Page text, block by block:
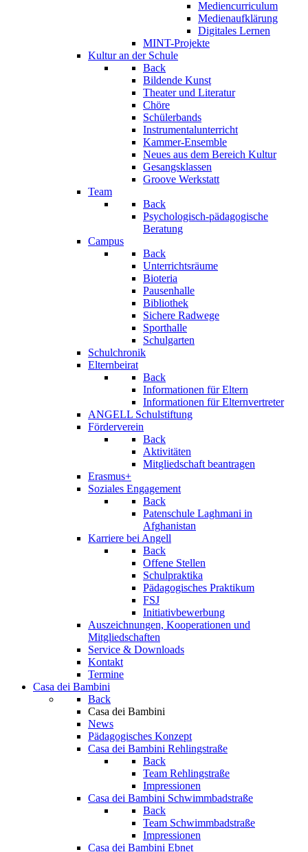
Mediencurriculum
Medienaufklärung
Digitales Lernen
MINT-Projekte
Kultur an der Schule
Back
Bildende Kunst
Theater und Literatur
Chöre
Schülerbands
Instrumentalunterricht
Kammer-Ensemble
Neues aus dem Bereich Kultur
Gesangsklassen
Groove Werkstatt
Team
Back
Psychologisch-pädagogische
Beratung
Campus
Back
Unterrichtsräume
Bioteria
Pausenhalle
Bibliothek
Sichere Radwege
Sporthalle
Schulgarten
Schulchronik
Elternbeirat
Back
Informationen für Eltern
Informationen für Elternvertreter
ANGELL Schulstiftung
Förderverein
Back
Aktivitäten
Mitgliedschaft beantragen
Erasmus+
Soziales Engagement
Back
Patenschule Laghmani in
Afghanistan
Karriere bei Angell
Back
Offene Stellen
Schulpraktika
Pädagogisches Praktikum
FSJ
Initiativbewerbung
Auszeichnungen, Kooperationen und
Mitgliedschaften
Service & Downloads
Kontakt
Termine
Casa dei Bambini
Back
Casa dei Bambini
News
Pädagogisches Konzept
Casa dei Bambini Rehlingstraße
Back
Team Rehlingstraße
Impressionen
Casa dei Bambini Schwimmbadstraße
Back
Team Schwimmbadstraße
Impressionen
Casa dei Bambini Ebnet